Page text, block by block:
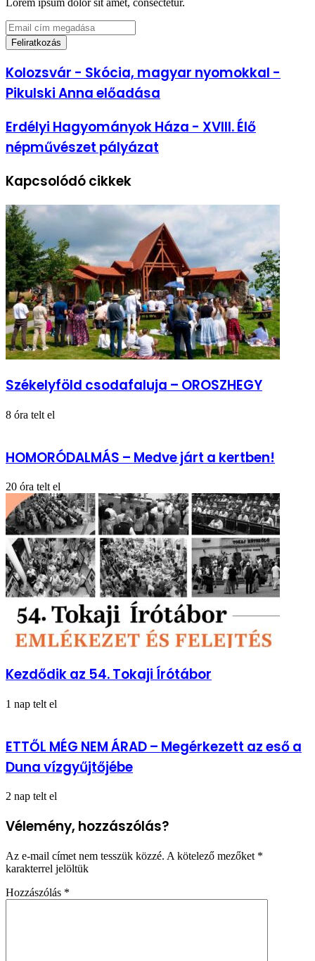
Email
cím
megadása
Kolozsvár
-
Skócia,
nyomokkal
-
Pikulski
Anna
Kolozsvár - Skócia, magyar nyomokkal -
Pikulski Anna előadása
Erdélyi
Hagyományok
Háza
Élő
pályázat
Erdélyi Hagyományok Háza - XVIII. Élő
népművészet pályázat
Kapcsolódó cikkek
Székelyföld csodafaluja – OROSZHEGY
8 óra telt el
HOMORÓDALMÁS – Medve járt a kertben!
20 óra telt el
Kezdődik az 54. Tokaji Írótábor
1 nap telt el
ETTŐL MÉG NEM ÁRAD – Megérkezett az eső a
Duna vízgyűjtőjébe
2 nap telt el
Vélemény, hozzászólás?
Az e-mail címet nem tesszük közzé. A kötelező mezőket *
karakterrel jelöltük
Hozzászólás *